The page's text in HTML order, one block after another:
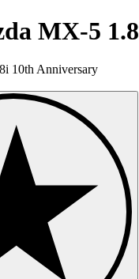
MX-5 1.8
10th Anniversary